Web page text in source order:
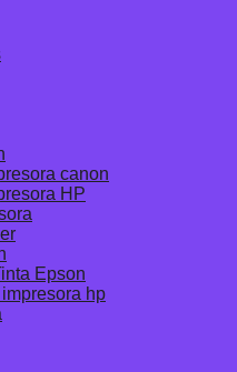
canon
HP
Epson
hp